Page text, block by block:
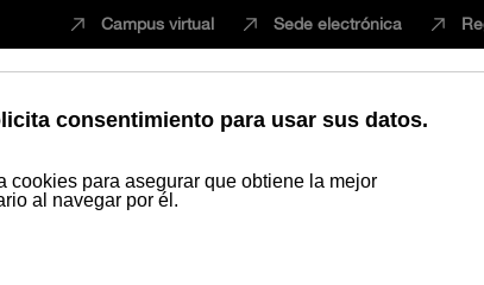
Campus virtual Sede electrónica
EstudiarInnovaciónVida universitaria